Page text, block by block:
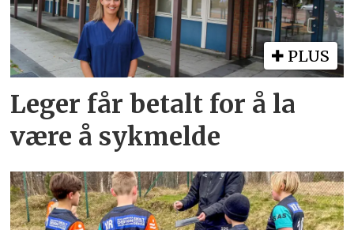
PLUS
Leger får betalt for å la
være å sykmelde